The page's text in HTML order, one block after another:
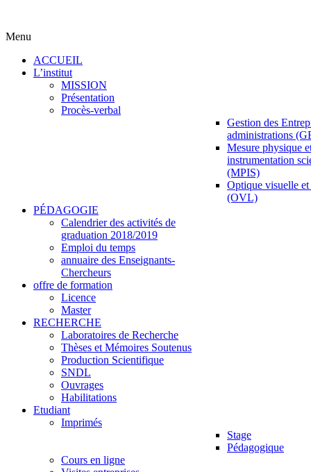
Menu
ACCUEIL
L’institut
MISSION
Présentation
Procès-verbal
Gestion des
administrations
Mesure physique
instrumentation
(MPIS)
Optique visuelle
(OVL)
PÉDAGOGIE
Calendrier des activités de
graduation 2018/2019
Emploi du temps
annuaire des Enseignants-
Chercheurs
offre de formation
Licence
Master
RECHERCHE
Laboratoires de Recherche
Thèses et Mémoires Soutenus
Production Scientifique
SNDL
Ouvrages
Habilitations
Etudiant
Imprimés
Stage
Pédagogique
Cours en ligne